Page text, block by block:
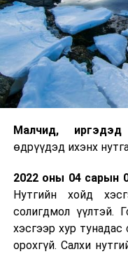
Малчид,
өдрүүдэд ихэнх
2022 оны 04 сарын
Нутгийн хойд
солигдмол үүлтэй.
хэсгээр хур тунадас
орохгүй. Салхи